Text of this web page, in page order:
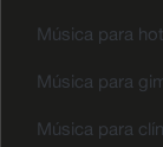
Música para
Música para
Música para